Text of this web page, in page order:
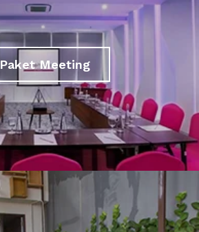
Paket Meeting